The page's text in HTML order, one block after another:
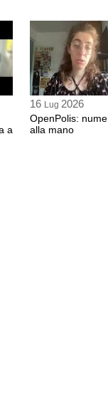
PARTITI POLITICA
TUNISIA UNIONE
a
16 Lug 2026
OpenPolis:
alla mano